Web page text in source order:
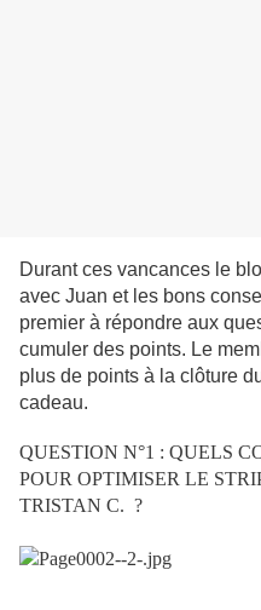
Durant ces vancances le
avec Juan et les bons
premier à répondre aux
cumuler des points. Le
plus de points à la clôture
cadeau.
QUESTION N°1 : QUELS
POUR OPTIMISER LE
TRISTAN C. ?